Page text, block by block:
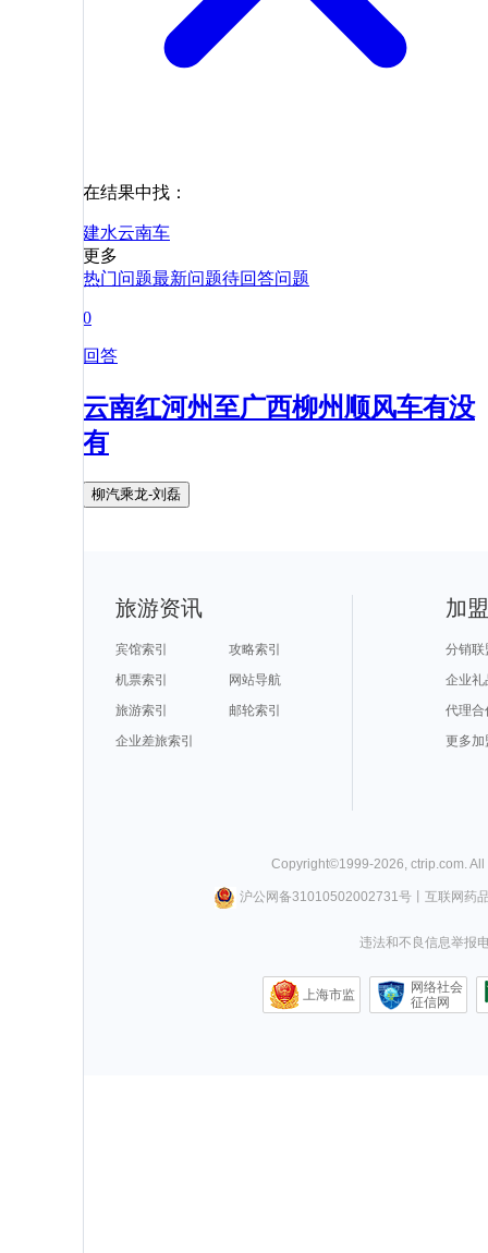
在结果中找：
建水云南车
更多
热门问题最新问题待回答问题
0
回答
云南红河州至广西柳州顺风车有没
有
柳汽乘龙-刘磊
旅游资讯
宾馆索引
攻略索引
机票索引
网站导航
旅游索引
邮轮索引
企业差旅索引
加
分销联
企业礼
代理合
更多加
Copyright©1999-2026 ctrip.com .
沪公网备31010502002731号丨 互联网药
违法和不良信息举报
上海市监
网络社会
征信网